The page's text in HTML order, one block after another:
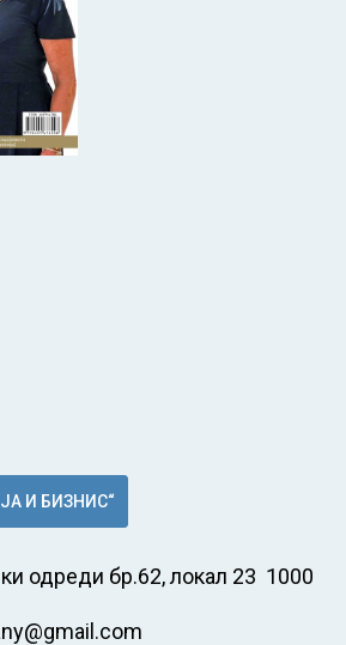
И БИЗНИС“
одреди бр.62, локал 23 1000